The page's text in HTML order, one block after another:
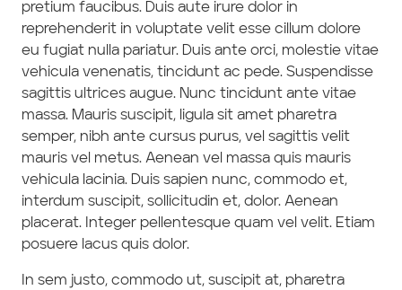
pretium faucibus. Duis aute irure dolor in
reprehenderit in voluptate velit esse cillum dolore
eu fugiat nulla pariatur. Duis ante orci, molestie vitae
vehicula venenatis, tincidunt ac pede. Suspendisse
sagittis ultrices augue. Nunc tincidunt ante vitae
massa. Mauris suscipit, ligula sit amet pharetra
semper, nibh ante cursus purus, vel sagittis velit
mauris vel metus. Aenean vel massa quis mauris
vehicula lacinia. Duis sapien nunc, commodo et,
interdum suscipit, sollicitudin et, dolor. Aenean
placerat. Integer pellentesque quam vel velit. Etiam
posuere lacus quis dolor.
In sem justo, commodo ut, suscipit at, pharetra